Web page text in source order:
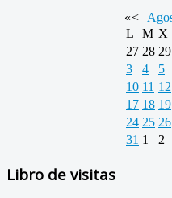
«<
L
M X
27 28 29
3
4 5
10 11 12
17 18 19
24 25 26
31 1 2
Libro de visitas